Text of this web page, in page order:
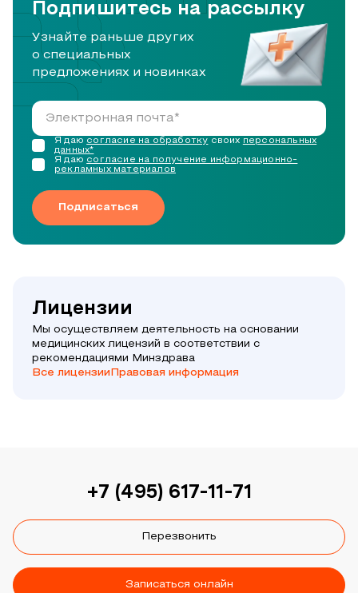
Подпишитесь на рассылку
Узнайте раньше других
о специальных
предложениях и новинках
Подписаться
Я даю согласие на обработку своих персональных
данных*
Я даю согласие на получение информационно-
рекламных материалов
Лицензии
Мы осуществляем деятельность на основании
медицинских лицензий в соответствии с
рекомендациями Минздрава
Все лицензии Правовая информация
+7 (495) 617-11-71
Перезвонить
Записаться онлайн